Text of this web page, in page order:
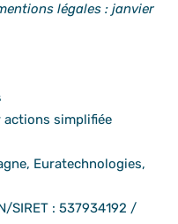
légales : janvier
actions simplifiée
Euratechnologies,
SIRET : 537934192 /